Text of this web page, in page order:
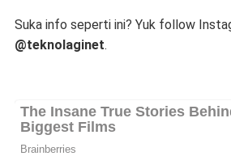
Suka info seperti ini? Yuk follow
@teknolaginet.